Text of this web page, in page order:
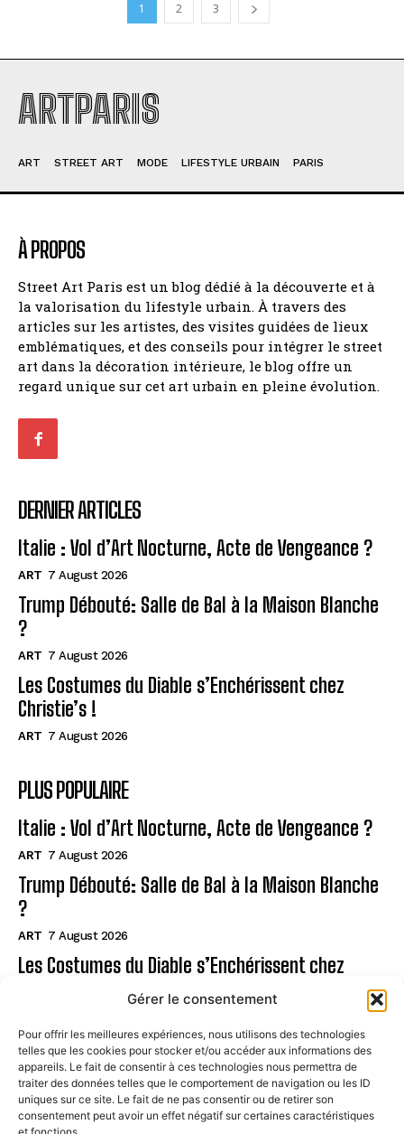
Gérer le consentement
Pour offrir les meilleures expériences, nous utilisons des technologies
telles que les cookies pour stocker et/ou accéder aux informations des
appareils. Le fait de consentir à ces technologies nous permettra de
traiter des données telles que le comportement de navigation ou les ID
uniques sur ce site. Le fait de ne pas consentir ou de retirer son
consentement peut avoir un effet négatif sur certaines caractéristiques
1 2 3
ARTPARIS
ART STREET ART MODE LIFESTYLE URBAIN PARIS
À PROPOS
Street Art Paris est un blog dédié à la découverte et à
la valorisation du lifestyle urbain. À travers des
articles sur les artistes, des visites guidées de lieux
emblématiques, et des conseils pour intégrer le street
art dans la décoration intérieure, le blog offre un
regard unique sur cet art urbain en pleine évolution.
DERNIER ARTICLES
Italie : Vol d’Art Nocturne, Acte de Vengeance ?
ART 7 August 2026
Trump Débouté: Salle de Bal à la Maison Blanche
?
ART 7 August 2026
Les Costumes du Diable s’Enchérissent chez
Christie’s !
ART 7 August 2026
PLUS POPULAIRE
Italie : Vol d’Art Nocturne, Acte de Vengeance ?
ART 7 August 2026
Trump Débouté: Salle de Bal à la Maison Blanche
?
ART 7 August 2026
Les Costumes du Diable s’Enchérissent chez
Page
CONTACT